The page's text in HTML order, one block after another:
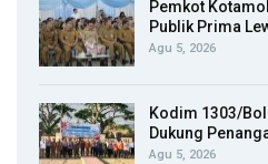
Pemkot
Publik Prima
Agu 5, 2026
Kodim 1303/
Dukung
Agu 5, 2026